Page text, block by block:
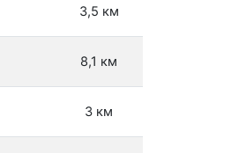
3,5 км
8,1 км
3 км